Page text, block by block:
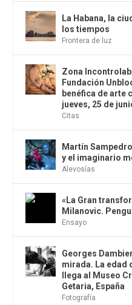
La Habana, la
los tiempos
Frontera de luz
Zona
Fundación
benéfica de arte
jueves, 25 de
Citas
Martín
y el imaginario
Alevosías
«La Gran
Milanovic.
Ensayo
Georges
mirada. La edad
llega al Museo
Getaria, España
Fotografía